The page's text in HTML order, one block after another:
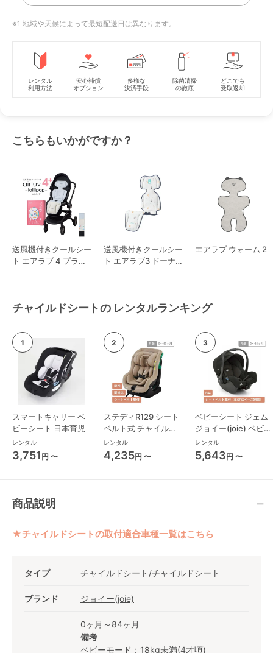
※1 地域や天候によって最短配送日は異なります。
レンタル
利用方法
安心補償
オプション
多様な
決済手段
除菌清掃
の徹底
どこでも
受取返却
こちらもいかがですか？
送風機付きクールシー
ト エアラブ 4 プラス
送風機付きクールシー
ト エアラブ3 ドーナ
エアラブ ウォーム 2
チャイルドシートの レンタルランキング
スマートキャリー ベ
ビーシート 日本育児
レンタル
3,751 円 〜
ステディR129 シート
ベルト式 チャイルド
シート ジョイー(joie)
レンタル
4,235円 〜
ベビーシート ジェム
ジョイー(joie) ベビー
シート
レンタル
5,643円 〜
商品説明
★チャイルドシートの取付適合車種一覧はこちら
タイプ チャイルドシート/チャイルドシート
ブランド ジョイー(joie)
0ヶ月～84ヶ月
備考
ベビーモード：18kg未満(4才頃)